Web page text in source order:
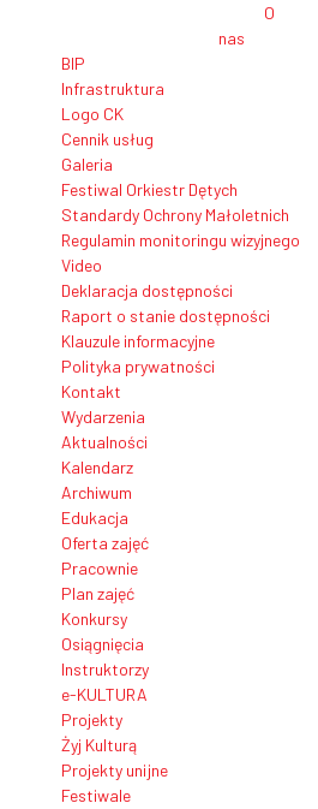
O
nas
BIP
Infrastruktura
Logo CK
Cennik usług
Galeria
Festiwal Orkiestr Dętych
Standardy Ochrony Małoletnich
Regulamin monitoringu wizyjnego
Video
Deklaracja dostępności
Raport o stanie dostępności
Klauzule informacyjne
Polityka prywatności
Kontakt
Wydarzenia
Aktualności
Kalendarz
Archiwum
Edukacja
Oferta zajęć
Pracownie
Plan zajęć
Konkursy
Osiągnięcia
Instruktorzy
e-KULTURA
Projekty
Żyj Kulturą
Projekty unijne
Festiwale